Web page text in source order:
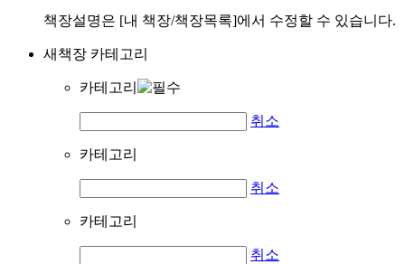
책장설명은 [내 책장/책장목록]에서 수정할 수 있습니다.
새책장 카테고리
카테고리
취소
카테고리
취소
카테고리
취소